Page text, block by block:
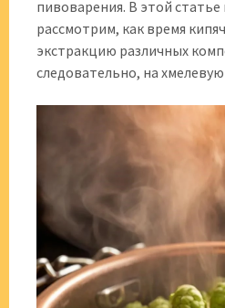
пивоварения. В этой
рассмотрим, как время
экстракцию различных
следовательно, на